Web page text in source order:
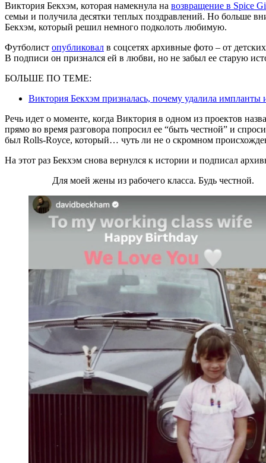
Виктория Бекхэм, которая намекнула на возвращение в Spice
семьи и получила десятки теплых поздравлений. Но больше
Бекхэм, который решил немного подколоть любимую.
Футболист опубликовал в соцсетях архивные фото – от
В подписи он признался ей в любви, но не забыл ее старую
БОЛЬШЕ ПО ТЕМЕ:
Виктория Бекхэм призналась, почему удалила
Речь идет о моменте, когда Виктория в одном из проектов
прямо во время разговора попросил ее “быть честной” и
был Rolls-Royce, который… чуть ли не о скромном
На этот раз Бекхэм снова вернулся к истории и подписал
Для моей жены из рабочего класса. Будь честной.